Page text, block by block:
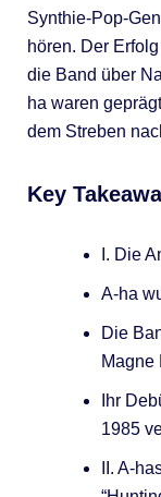
Synthie-Pop-
hören. Der
die Band über
ha waren
dem Streben
Key
I. Die
A-ha
Die
Magne
Ihr
1985
II. A-